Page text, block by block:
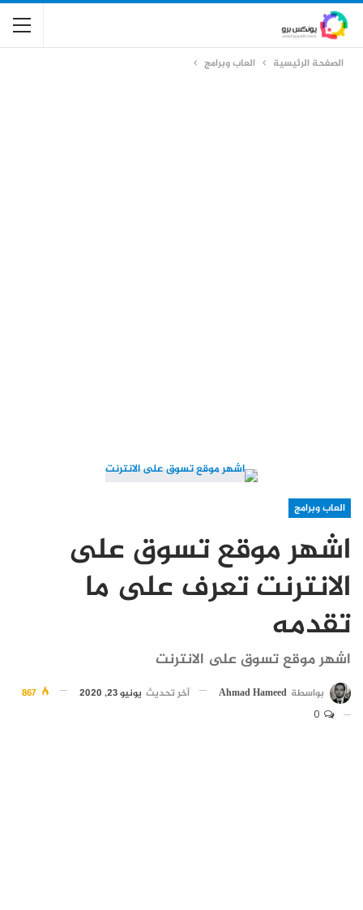
الصفحة الرئيسية العاب وبرامج
العاب وبرامج
اشهر موقع تسوق على
الانترنت تعرف على ما
تقدمه
اشهر موقع تسوق على الانترنت
بواسطة Ahmad Hameed آخر تحديث يونيو 23, 2020